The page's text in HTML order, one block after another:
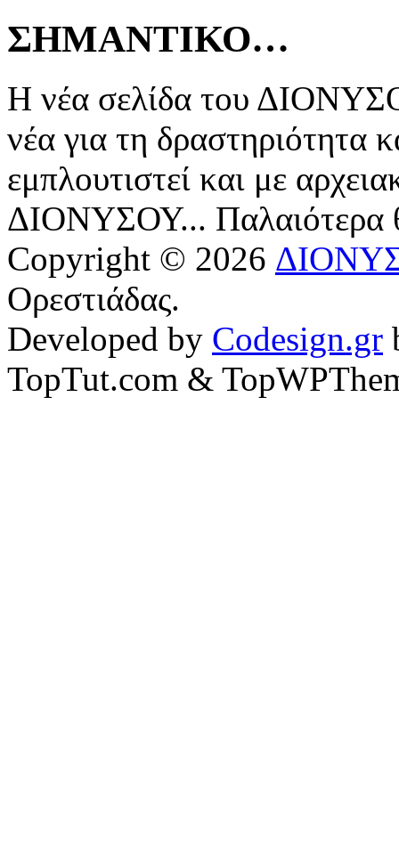
ΣΗΜΑΝΤΙΚΟ…
Η νέα σελίδα του
νέα για τη δραστηριότητα
εμπλουτιστεί και με
ΔΙΟΝΥΣΟΥ... Παλαιότερα
Copyright © 2026
Ορεστιάδας.
Developed by Codesign.gr
TopTut.com &